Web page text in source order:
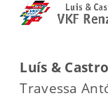
Luís &
Travessa